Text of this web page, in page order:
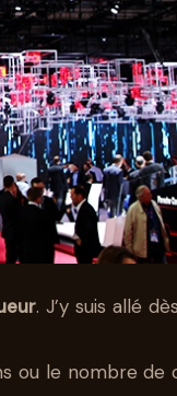
DE
. J’y suis allé
ou le nombre de